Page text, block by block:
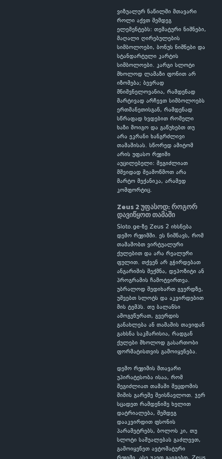
ვიზუალურ ნაწილში მთავარი
როლი აქვთ შემდეგ
ელემენტებს: თემატური ნიშნები,
მაღალი ღირებულების
სიმბოლოები, ბონუს ნიშნები და
სტანდარტული კარტის
სიმბოლოები. კარგი სლოტი
მხოლოდ ლამაზი ფონით არ
იზომება; ბევრად
მნიშვნელოვანია, რამდენად
მარტივად არჩევთ სიმბოლოებს
ერთმანეთისგან, რამდენად
სწრაფად ხვდებით რომელი
ხაზი მოიგო და გაწუხებთ თუ
არა ეკრანი ხანგრძლივი
თამაშისას. სწორედ ამიტომ
არის უფასო რეჟიმი
აუცილებელი: შეგიძლიათ
მშვიდად შეამოწმოთ არა
მარტო მექანიკა, არამედ
კომფორტიც.
Zeus 2 უფასოდ: როგორ
დავიწყოთ თამაში
Sloto.ge-ზე Zeus 2 იხსნება
დემო რეჟიმში. ეს ნიშნავს, რომ
თამაშობთ ვირტუალური
ქულებით და არა რეალური
ფულით. თქვენ არ გჭირდებათ
ანგარიშის შექმნა, დეპოზიტი ან
პროგრამის ჩამოტვირთვა.
უბრალოდ შედიხართ გვერდზე,
უშვებთ სლოტს და აკვირდებით
მის ტემპს. თუ ბალანსი
ამოგეწურათ, გვერდის
განახლება ან თამაშის თავიდან
გახსნა საკმარისია, რადგან
ქულები მხოლოდ გასართობი
ფორმატისთვის გამოიყენება.
დემო რეჟიმის მთავარი
უპირატესობა ისაა, რომ
შეგიძლიათ თამაში შეცდომის
შიშის გარეშე შეისწავლოთ. ჯერ
სცადეთ რამდენიმე ხელით
დატრიალება, შემდეგ
დააკვირდით ფსონის
პარამეტრებს, ბოლოს კი, თუ
სლოტი საშუალებას გაძლევთ,
გამოიყენეთ ავტომატური